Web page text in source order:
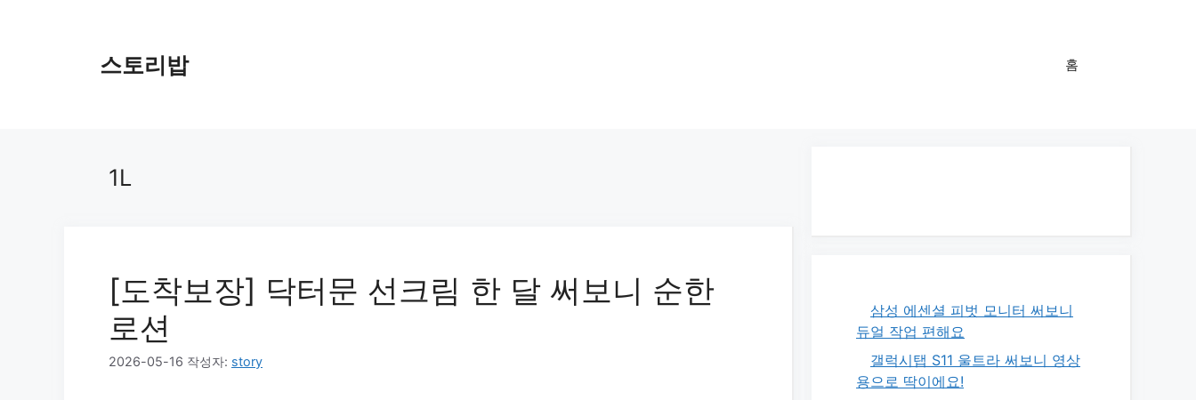
스토리밥 홈
1L
[도착보장] 닥터문 선크림 한 달 써보니 순한
로션
2026-05-16 작성자: story
삼성 에센셜 피벗 모니터 써보니
듀얼 작업 편해요
갤럭시탭 S11 울트라 써보니 영상
용으로 딱이에요!